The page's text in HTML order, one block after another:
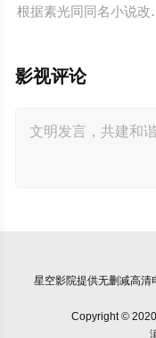
根据素光同同名小说改
影视评论
星空影院提供无删减高清
Copyright ©